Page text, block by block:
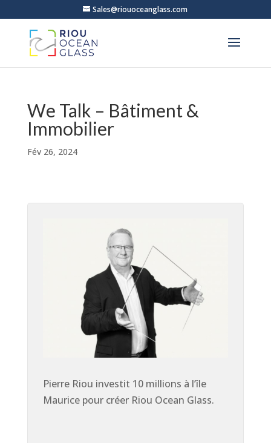
Sales@riouoceanglass.com
We Talk – Bâtiment &
Immobilier
Fév 26, 2024
Pierre Riou investit 10 millions à l’île
Maurice pour créer Riou Ocean Glass.